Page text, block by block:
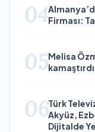
04Firması:
05Melisa
06Türk
Akyüz,
Dijitalde